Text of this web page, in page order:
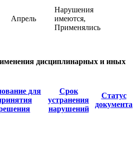
Апрель
Нарушения
имеются,
Применялись
дисциплинарных и иных
для
Срок
устранения
нарушений
Статус
документа